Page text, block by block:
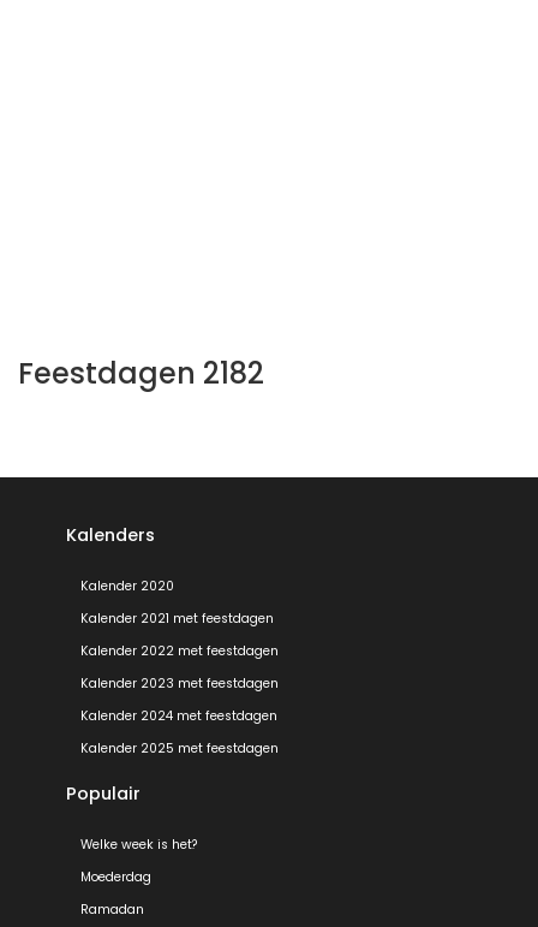
Feestdagen 2182
Kalenders
Kalender 2020
Kalender 2021 met feestdagen
Kalender 2022 met feestdagen
Kalender 2023 met feestdagen
Kalender 2024 met feestdagen
Kalender 2025 met feestdagen
Populair
Welke week is het?
Moederdag
Ramadan